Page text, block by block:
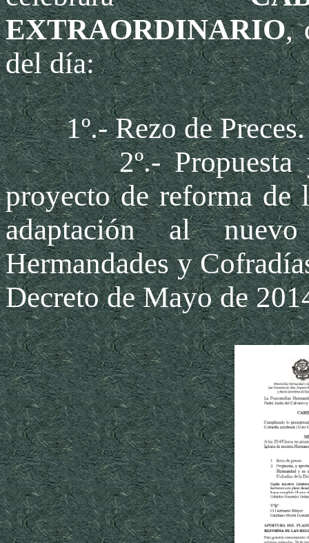
EXTRAORDINARIO,
del día:
1º.- Rezo de Preces.
2º.- Propuesta y
proyecto de reforma de
adaptación al
Hermandades y
Decreto de Mayo de